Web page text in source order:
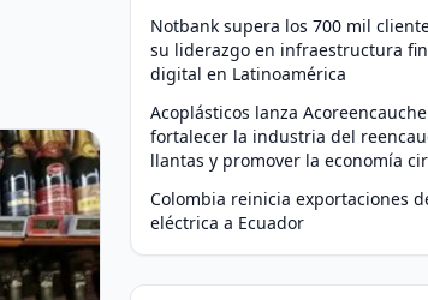
Notbank supera los 700 mil
su liderazgo en infraestructura
digital en Latinoamérica
Acoplásticos lanza
fortalecer la industria del
llantas y promover la economía
Colombia reinicia exportaciones
eléctrica a Ecuador